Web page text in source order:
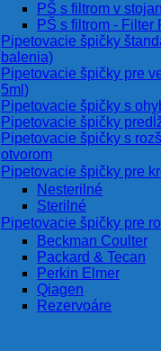
PŠ s filtrom v
PŠ s filtrom - Filter
Pipetovacie špičky
balenia)
Pipetovacie špičky pre
5ml)
Pipetovacie špičky s
Pipetovacie špičky
Pipetovacie špičky s
otvorom
Pipetovacie špičky pre
Nesterilné
Sterilné
Pipetovacie špičky pre
Beckman Coulter
Packard & Tecan
Perkin Elmer
Qiagen
Rezervoáre